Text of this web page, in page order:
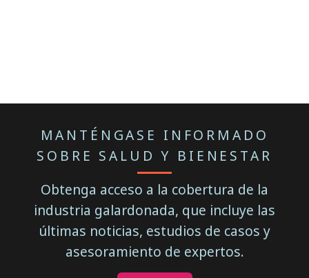
MANTÉNGASE INFORMADO
SOBRE SALUD Y BIENESTAR
Obtenga acceso a la cobertura de la
industria galardonada, que incluye las
últimas noticias, estudios de casos y
asesoramiento de expertos.